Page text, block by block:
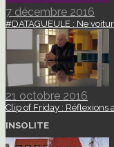
7 décembre 2016
#DATAGUEULE : Ne
21 octobre 2016
Clip of Friday : Réflexions
INSOLITE